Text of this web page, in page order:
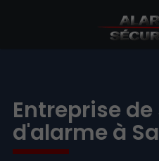
Entreprise
d'alarme à